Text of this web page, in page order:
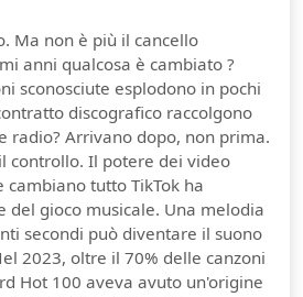
Ma non è più il cancello
anni qualcosa è cambiato ?
sconosciute esplodono in pochi
discografico raccolgono
radio? Arrivano dopo, non prima.
controllo. Il potere dei video
cambiano tutto TikTok ha
del gioco musicale. Una melodia
secondi può diventare il suono
2023, oltre il 70% delle canzoni
Hot 100 aveva avuto un'origine